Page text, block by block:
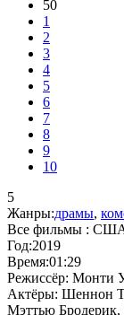
50
1
2
3
4
5
6
7
8
9
10
5
Жанры:драмы,
Все фильмы :
Год:2019
Время:01:29
Режиссёр: Монти
Актёры: Шеннон
Мэттью